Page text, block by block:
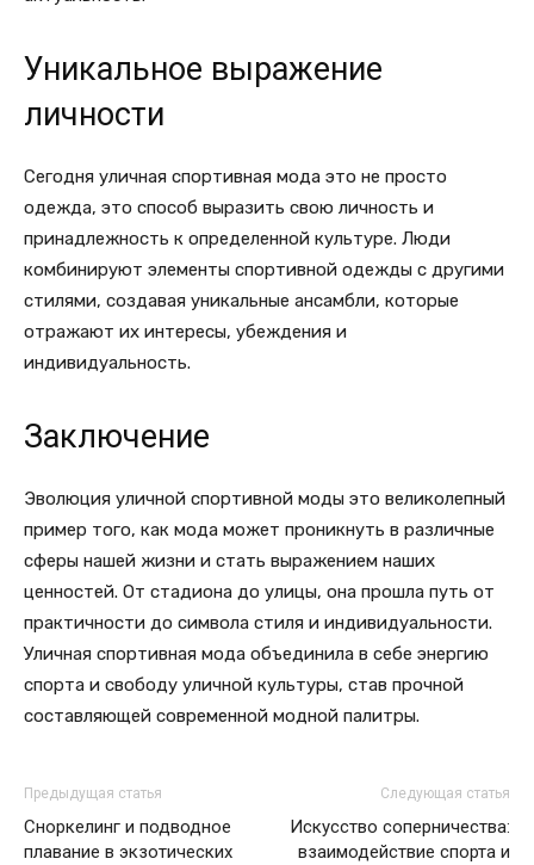
Уникальное выражение
личности
Сегодня уличная спортивная мода это не просто
одежда, это способ выразить свою личность и
принадлежность к определенной культуре. Люди
комбинируют элементы спортивной одежды с другими
стилями, создавая уникальные ансамбли, которые
отражают их интересы, убеждения и
индивидуальность.
Заключение
Эволюция уличной спортивной моды это великолепный
пример того, как мода может проникнуть в различные
сферы нашей жизни и стать выражением наших
ценностей. От стадиона до улицы, она прошла путь от
практичности до символа стиля и индивидуальности.
Уличная спортивная мода объединила в себе энергию
спорта и свободу уличной культуры, став прочной
составляющей современной модной палитры.
Предыдущая статья
Сноркелинг и подводное
плавание в экзотических
Следующая статья
Искусство соперничества:
взаимодействие спорта и